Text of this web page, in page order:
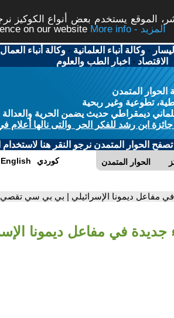
الموقع يستخدم بعض أنواع الكوكيز
on our website
More info - المزيد
-وكالة أنباء العلمانية -وكالة أنباء العمال
الاقتصاد - اخبار الطب والعلوم
المتمدن
تطوعية وغير ربحية
ديمقراطي حديث يضمن الحرية والعدالة
ابن رشد للفكر الحر والتى نالها أعلام
الحوار المتمدن نرجو النقر هنا لاستخدام
الحوار المتمدن English كوردي
في مفاعل ديمونا الإسرائيلي | بي بي سي تقصي
جديدة في مفاعل ديمونا